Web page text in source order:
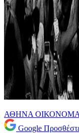
ΑΘΗΝΑ
Google